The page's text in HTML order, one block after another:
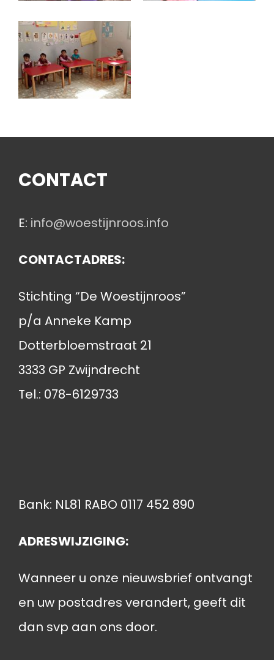
CONTACT
E: info@woestijnroos.info
CONTACTADRES:
Stichting “De Woestijnroos”
p/a Anneke Kamp
Dotterbloemstraat 21
3333 GP Zwijndrecht
Tel.: 078-6129733
Bank: NL81 RABO 0117 452 890
ADRESWIJZIGING:
Wanneer u onze nieuwsbrief ontvangt
en uw postadres verandert, geeft dit
dan svp aan ons door.